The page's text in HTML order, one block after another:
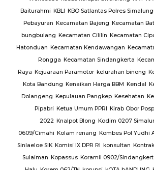
Baiturahmi KBLI KBO Satlantas Polres
Pebayuran Kecamatan Bajeng Kecamatan
bungbulang Kecamatan Cililin Kecamatan
Hatonduan Kecamatan Kendawangan
Rongga Kecamatan Sindangkerta
Raya Kejuaraan Paramotor kelurahan binong
Kota Bandung Kenaikan Harga BBM Kendal
Dolangeng Kepulauan Pangkep Kesehatan
Pipabri Ketua Umum PPRI Kirab Obor
2022 Knalpot Blong Kodim 0207
0609/Cimahi Kolam renang Kombes Pol Yudhi
Sinlaeloe SIK Komisi IX DPR RI konsultan
Sulaiman Kopassus Koramil 0902/